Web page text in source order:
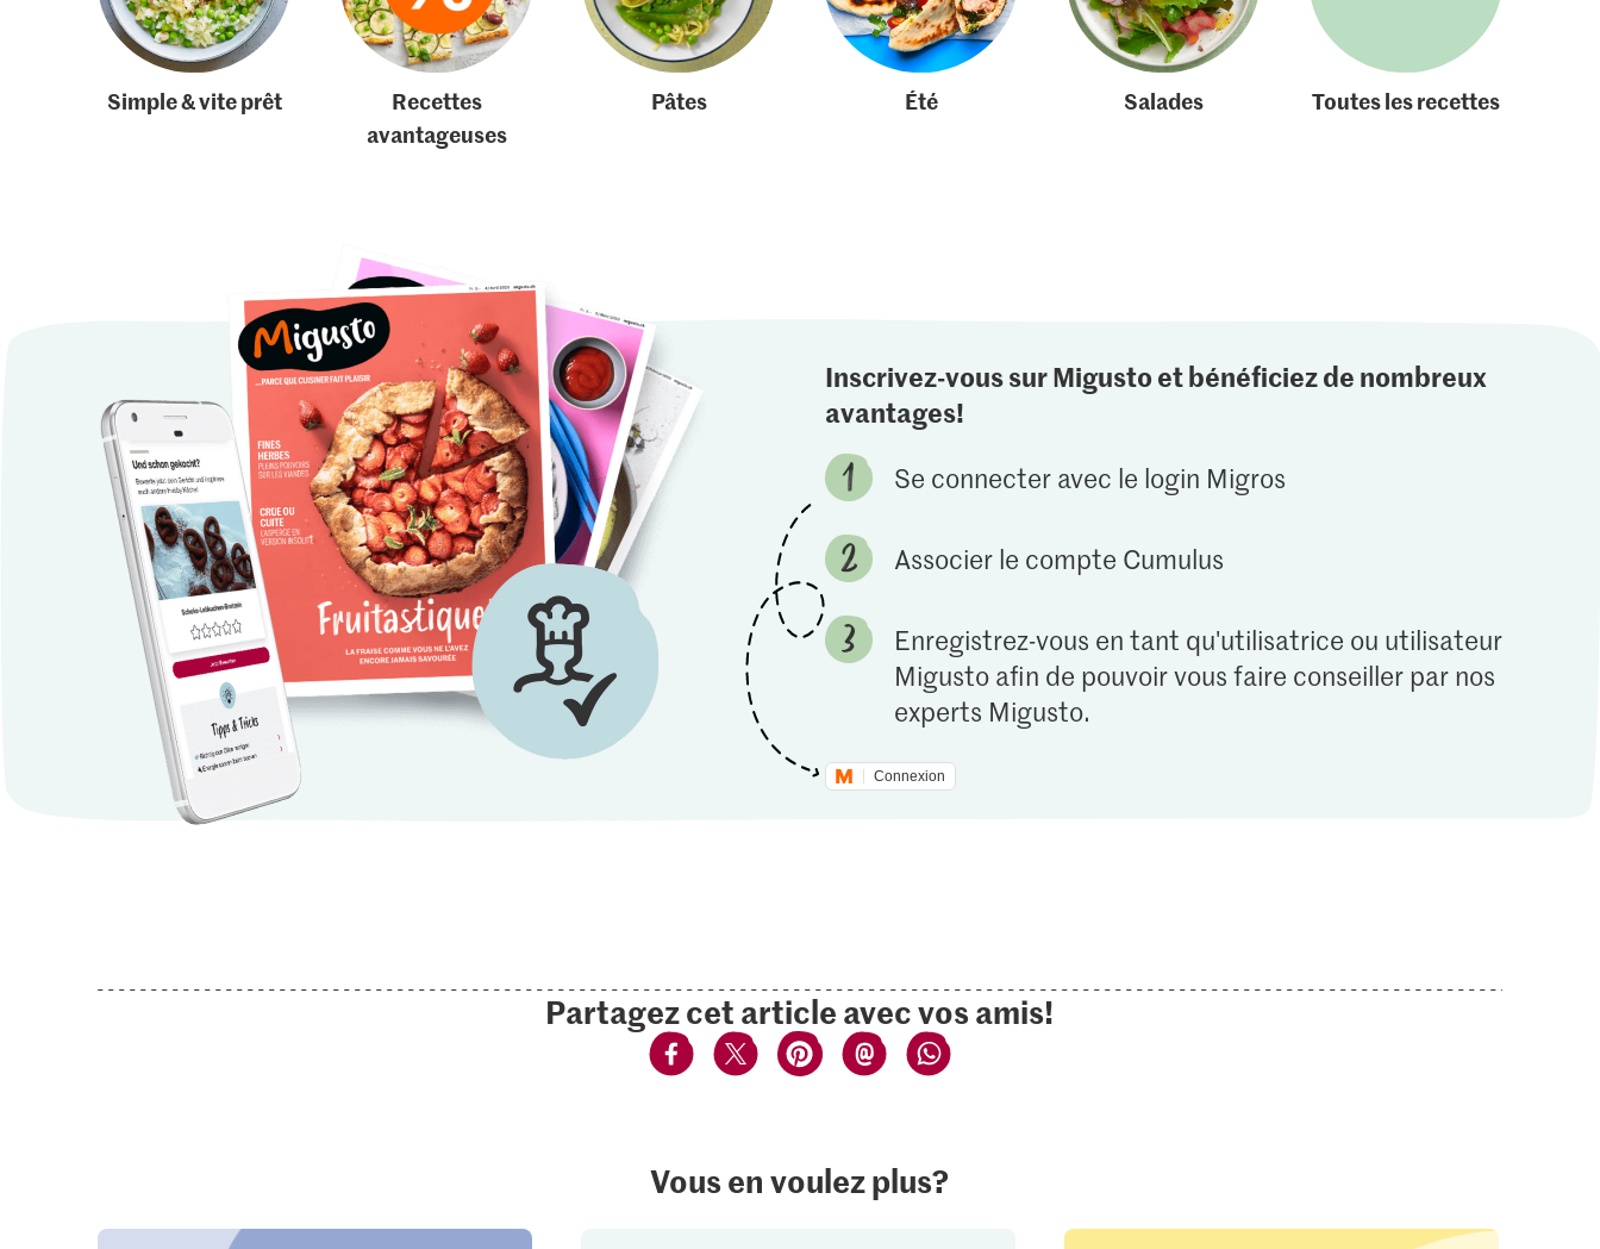
Simple & vite prêt
Recettes
avantageuses
Pâtes Été Salades Toutes les recettes
Inscrivez-vous sur Migusto et bénéficiez de nombreux
avantages!
Se connecter avec le login Migros
Associer le compte Cumulus
Enregistrez-vous en tant qu'utilisatrice ou utilisateur
Migusto afin de pouvoir vous faire conseiller par nos
experts Migusto.
Connexion
Partagez cet article avec vos amis!
Vous en voulez plus?